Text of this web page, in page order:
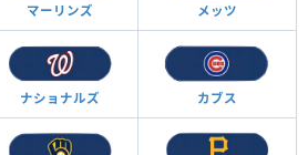
マーリンズ メッツ
ナショナルズ カブス